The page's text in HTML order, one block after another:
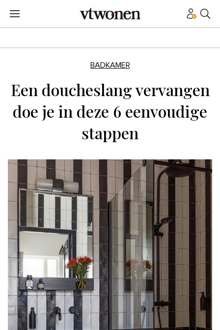
BADKAMER
Een doucheslang vervangen
doe je in deze 6 eenvoudige
stappen